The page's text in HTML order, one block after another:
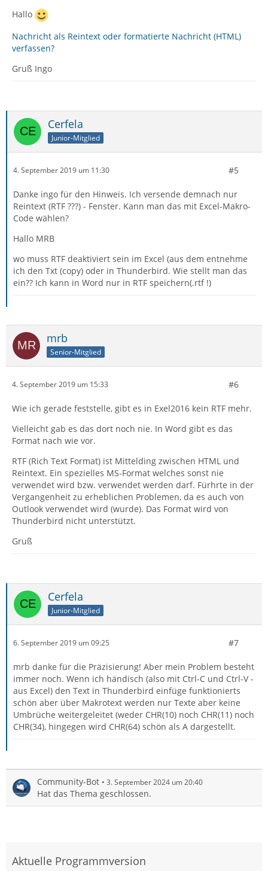
Hallo
Nachricht als Reintext oder formatierte Nachricht (HTML)
verfassen?
Gruß Ingo
Cerfela
Junior-Mitglied
4. September 2019 um 11:30 #5
Danke ingo für den Hinweis. Ich versende demnach nur
Reintext (RTF ???) - Fenster. Kann man das mit Excel-Makro-
Code wählen?
Hallo MRB
wo muss RTF deaktiviert sein im Excel (aus dem entnehme
ich den Txt (copy) oder in Thunderbird. Wie stellt man das
ein?? Ich kann in Word nur in RTF speichern(.rtf !)
mrb
Senior-Mitglied
4. September 2019 um 15:33 #6
Wie ich gerade feststelle, gibt es in Exel2016 kein RTF mehr.
Vielleicht gab es das dort noch nie. In Word gibt es das
Format nach wie vor.
RTF (Rich Text Format) ist Mittelding zwischen HTML und
Reintext. Ein spezielles MS-Format welches sonst nie
verwendet wird bzw. verwendet werden darf. Fürhrte in der
Vergangenheit zu erheblichen Problemen, da es auch von
Outlook verwendet wird (wurde). Das Format wird von
Thunderbird nicht unterstützt.
Gruß
Cerfela
Junior-Mitglied
6. September 2019 um 09:25 #7
mrb danke für die Präzisierung! Aber mein Problem besteht
immer noch. Wenn ich händisch (also mit Ctrl-C und Ctrl-V -
aus Excel) den Text in Thunderbird einfüge funktionierts
schön aber über Makrotext werden nur Texte aber keine
Umbrüche weitergeleitet (weder CHR(10) noch CHR(11) noch
CHR(34), hingegen wird CHR(64) schön als A dargestellt.
Community-Bot 3. September 2024 um 20:40
Hat das Thema geschlossen.
Aktuelle Programmversion